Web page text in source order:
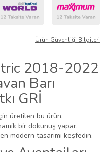
Ürün Güvenliği Bilgileri
2018-2022
Barı
GRİ
üretilen bu ürün,
bir dokunuş yapar.
modern tasarımı keşfedin.